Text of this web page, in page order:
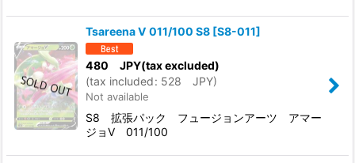
Tsareena V 011/100 S8 [S8-011]
480 JPY(tax excluded)
(tax included: 528 JPY)
Not available
S8 拡張パック フュージョンアーツ アマー
ジョV 011/100